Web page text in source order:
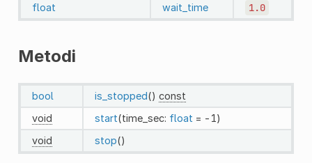
float
wait_time 1.0
Metodi
bool is_stopped() const
void
start(time_sec: float = -1)
void
stop()